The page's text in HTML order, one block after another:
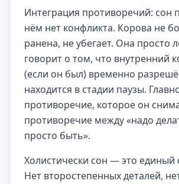
Интеграция противоречий: сон
нём нет конфликта. Корова не
ранена, не убегает. Она просто
говорит о том, что внутренний
(если он был) временно
находится в стадии паузы.
противоречие, которое он
противоречие между «надо
просто быть».
Холистически сон — это единый
Нет второстепенных деталей,